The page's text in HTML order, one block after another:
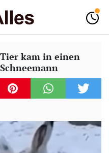
Tier kam in einen